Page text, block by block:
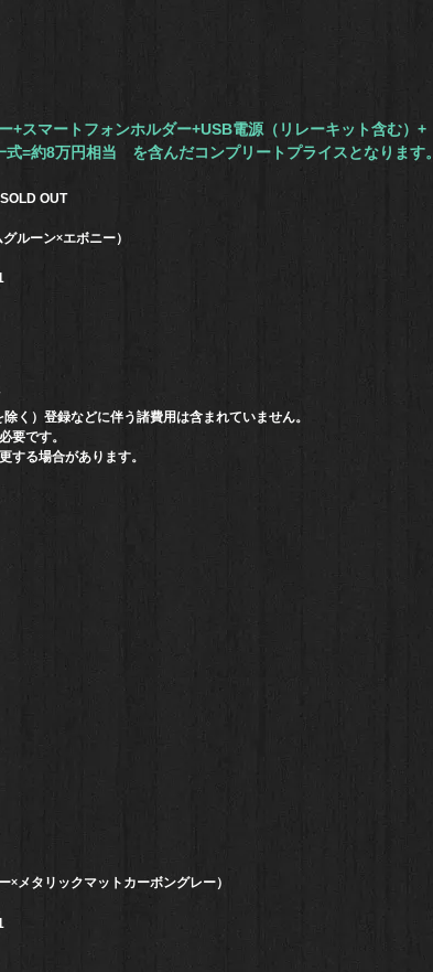
+スマートフォンホルダー+USB電源（リレーキット含む）+
=約8万円相当 を含んだコンプリートプライスとなります。
OUT
ルーン×エボニー）
く）登録などに伴う諸費用は含まれていません。
要です。
する場合があります。
メタリックマットカーボングレー）